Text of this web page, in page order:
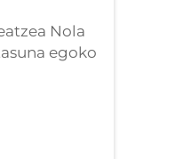
Nola
egoko
guztietan